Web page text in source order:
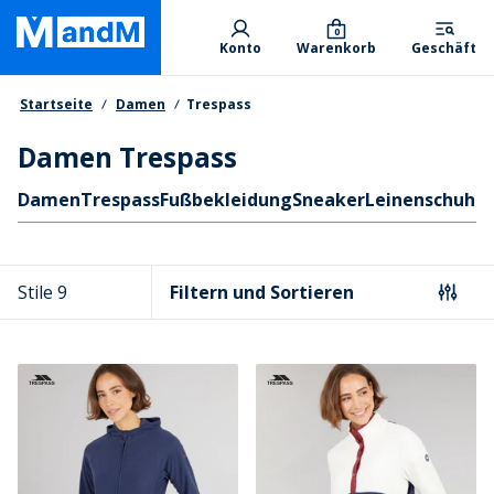
Skip
main
content
Primary departments
Konto Warenkorb
0
Geschäft
Brotkrumen
Startseite Damen Trespass
Damen Trespass
Schnellzugriff
DamenTrespassFußbekleidungSneakerLeinenschuhe
Stile 9 Filtern und Sortieren